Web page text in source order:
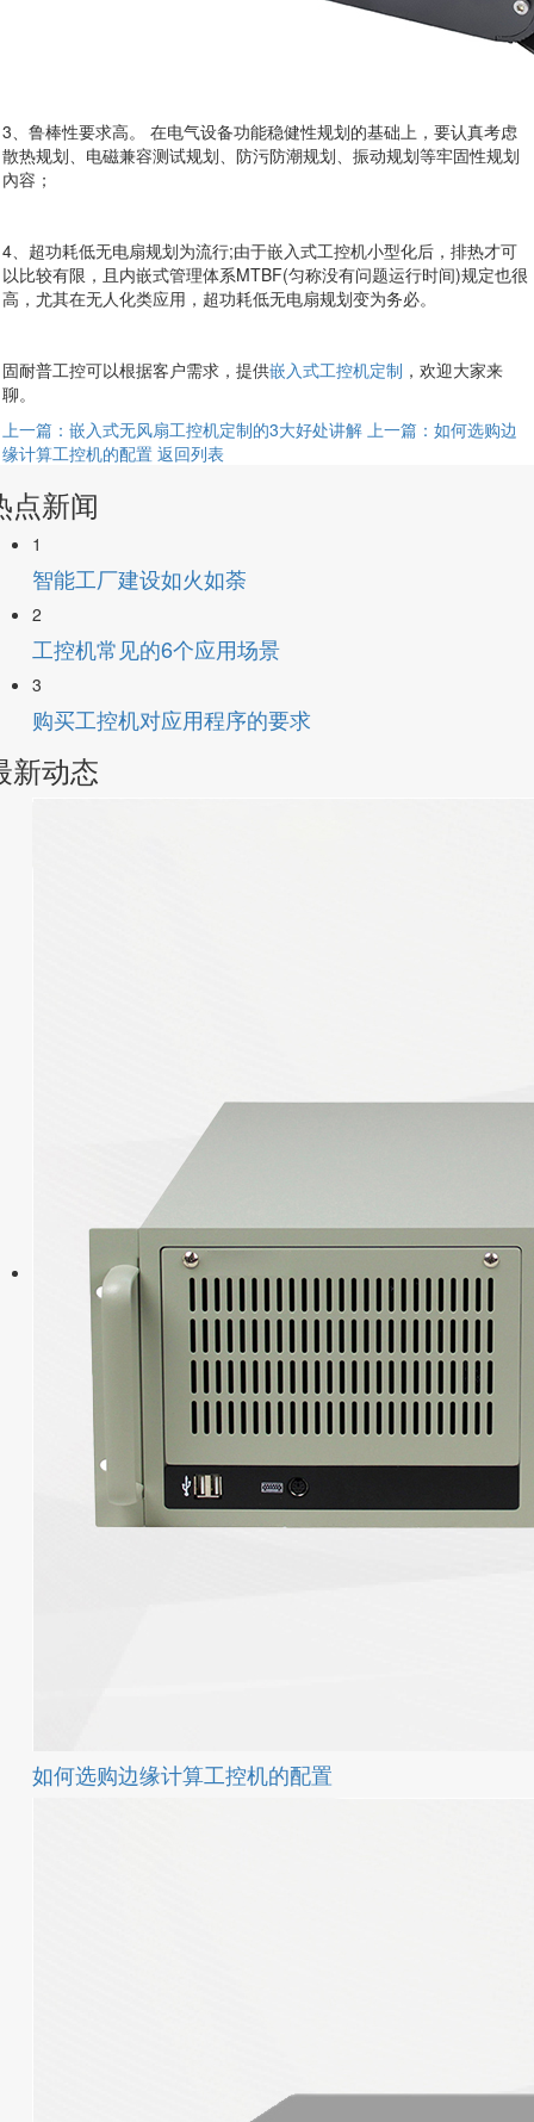
3、鲁棒性要求高。 在电气设备功能稳健性规划的基础上，要认真考虑
散热规划、电磁兼容测试规划、防污防潮规划、振动规划等牢固性规划
內容；
4、超功耗低无电扇规划为流行;由于嵌入式工控机小型化后，排热才可
以比较有限，且内嵌式管理体系MTBF(匀称没有问题运行时间)规定也很
高，尤其在无人化类应用，超功耗低无电扇规划变为务必。
固耐普工控可以根据客户需求，提供嵌入式工控机定制 ，欢迎大家来
聊。
上一篇：嵌入式无风扇工控机定制的3大好处讲解 上一篇：如何选购边
缘计算工控机的配置 返回列表
点新闻
1
智能工厂建设如火如荼
2
工控机常见的6个应用场景
3
购买工控机对应用程序的要求
新动态
如何选购边缘计算工控机的配置